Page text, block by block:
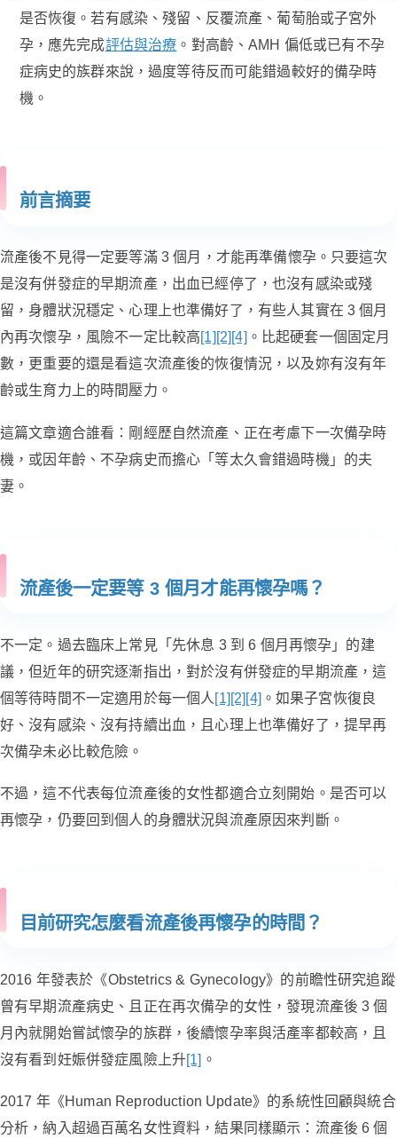
是否恢復。若有感染、殘留、反覆流產、葡萄胎或子宮外
孕，應先完成評估與治療 。對高齡、AMH 偏低或已有不孕
症病史的族群來說，過度等待反而可能錯過較好的備孕時
機。
前言摘要
流產後不見得一定要等滿 3 個月，才能再準備懷孕。只要這次
是沒有併發症的早期流產，出血已經停了，也沒有感染或殘
留，身體狀況穩定、心理上也準備好了，有些人其實在 3 個月
內再次懷孕，風險不一定比較高[1] [2] [4] 。比起硬套一個固定月
數，更重要的還是看這次流產後的恢復情況，以及妳有沒有年
齡或生育力上的時間壓力。
這篇文章適合誰看：剛經歷自然流產、正在考慮下一次備孕時
機，或因年齡、不孕病史而擔心「等太久會錯過時機」的夫
妻。
流產後一定要等 3 個月才能再懷孕嗎？
不一定。過去臨床上常見「先休息 3 到 6 個月再懷孕」的建
議，但近年的研究逐漸指出，對於沒有併發症的早期流產，這
個等待時間不一定適用於每一個人 [1] [2] [4] 。如果子宮恢復良
好、沒有感染、沒有持續出血，且心理上也準備好了，提早再
次備孕未必比較危險。
不過，這不代表每位流產後的女性都適合立刻開始。是否可以
再懷孕，仍要回到個人的身體狀況與流產原因來判斷。
目前研究怎麼看流產後再懷孕的時間？
2016 年發表於《Obstetrics & Gynecology》的前瞻性研究追蹤
曾有早期流產病史、且正在再次備孕的女性，發現流產後 3 個
月內就開始嘗試懷孕的族群，後續懷孕率與活產率都較高，且
沒有看到妊娠併發症風險上升[1] 。
2017 年《Human Reproduction Update》的系統性回顧與統合
分析，納入超過百萬名女性資料，結果同樣顯示：流產後 6 個